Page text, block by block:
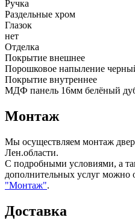
Ручка
Раздельные хром
Глазок
нет
Отделка
Покрытие внешнее
Порошковое напыление
Покрытие внутреннее
МДФ панель 16мм белёный
Монтаж
Мы осуществляем монтаж
Лен.области.
С подробными условиями, а
дополнительных услуг можно
"Монтаж".
Доставка